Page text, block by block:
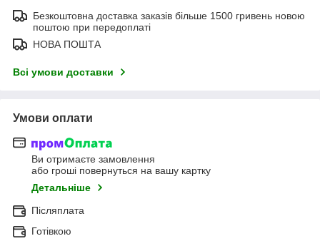
Безкоштовна доставка заказів більше 1500 гривень новою
поштою при передоплаті
НОВА ПОШТА
Всі умови доставки
Умови оплати
Ви отримаєте замовлення
або гроші повернуться на вашу картку
Детальніше
Післяплата
Готівкою